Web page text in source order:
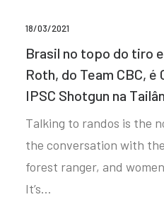
18/03/2021
Brasil no topo do tiro
Roth, do Team CBC, é
IPSC Shotgun na
Talking to randos is the
the conversation with
forest ranger, and
It’s…